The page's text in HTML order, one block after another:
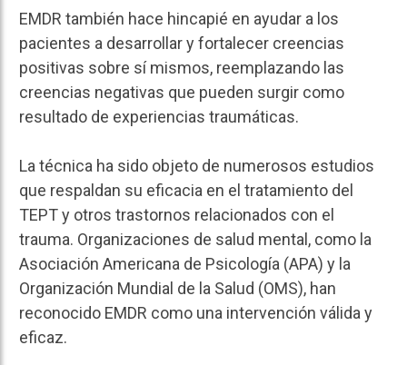
EMDR también hace hincapié en ayudar a los
pacientes a desarrollar y fortalecer creencias
positivas sobre sí mismos, reemplazando las
creencias negativas que pueden surgir como
resultado de experiencias traumáticas.
La técnica ha sido objeto de numerosos estudios
que respaldan su eficacia en el tratamiento del
TEPT y otros trastornos relacionados con el
trauma. Organizaciones de salud mental, como la
Asociación Americana de Psicología (APA) y la
Organización Mundial de la Salud (OMS), han
reconocido EMDR como una intervención válida y
eficaz.